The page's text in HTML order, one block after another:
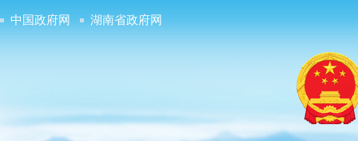
中国政府网 湖南省政府网